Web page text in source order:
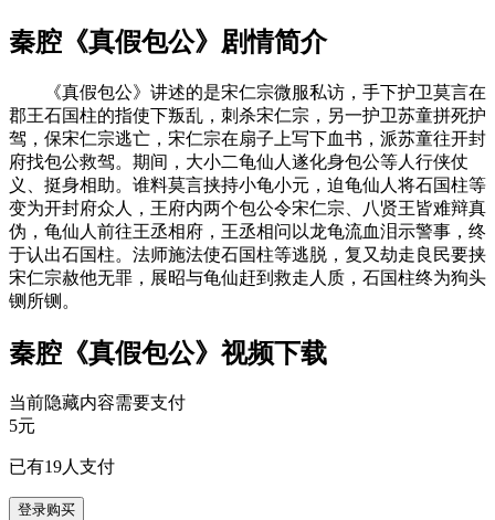
秦腔《真假包公》剧情简介
《真假包公》讲述的是宋仁宗微服私访，手下护卫莫言在
郡王石国柱的指使下叛乱，刺杀宋仁宗，另一护卫苏童拼死护
驾，保宋仁宗逃亡，宋仁宗在扇子上写下血书，派苏童往开封
府找包公救驾。期间，大小二龟仙人遂化身包公等人行侠仗
义、挺身相助。谁料莫言挟持小龟小元，迫龟仙人将石国柱等
变为开封府众人，王府内两个包公令宋仁宗、八贤王皆难辩真
伪，龟仙人前往王丞相府，王丞相问以龙龟流血泪示警事，终
于认出石国柱。法师施法使石国柱等逃脱，复又劫走良民要挟
宋仁宗赦他无罪，展昭与龟仙赶到救走人质，石国柱终为狗头
铡所铡。
秦腔《真假包公》视频下载
当前隐藏内容需要支付
5元
已有19人支付
登录购买